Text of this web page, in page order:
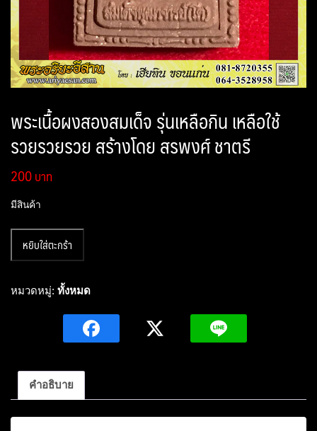
พระเนื้อผงสองสมเด็จ รุ่นเหลือกิน เหลือใช้
รวยรวยรวย สร้างโดย สรพงศ์ ชาตรี
200
มีสินค้า
พระ
ผง
กิน
เหลือ
รวย
หยิบใส่ตะกร้า
หมวดหมู่: ทั้งหมด
คำอธิบาย